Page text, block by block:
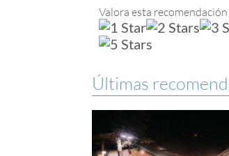
Valora esta recomendación
Últimas